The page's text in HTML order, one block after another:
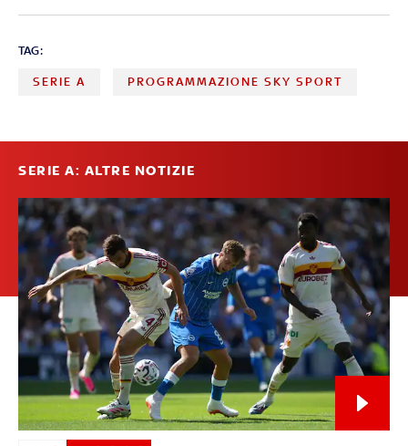
TAG:
SERIE A PROGRAMMAZIONE SKY SPORT
SERIE A: ALTRE NOTIZIE